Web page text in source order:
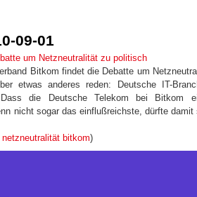
09-01
um Netzneutralität zu politisch
Bitkom findet die Debatte um
etwas anderes reden: Deutsche IT-
Dass die Deutsche Telekom bei Bitkom
nicht sogar das einflußreichste, dürfte
netzneutralität bitkom)